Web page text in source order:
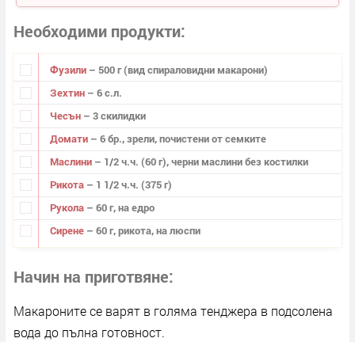
Необходими продукти
Фузили – 500 г (вид спираловидни макарони)
Зехтин – 6 с.л.
Чесън – 3 скилидки
Домати – 6 бр., зрели, почистени от семките
Маслини – 1/2 ч.ч. (60 г), черни маслини без костилки
Рикота – 1 1/2 ч.ч. (375 г)
Рукола – 60 г, на едро
Сирене – 60 г, рикота, на люспи
Начин на приготвяне
Макароните се варят в голяма тенджера в подсолена
вода до пълна готовност.